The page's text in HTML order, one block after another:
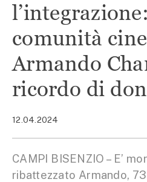
comunità
Armando
ricordo di
12.04.2024
CAMPI BISENZIO – E’
ribattezzato Armando,